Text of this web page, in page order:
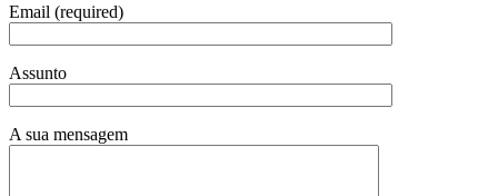
Email (required)
Assunto
A sua mensagem